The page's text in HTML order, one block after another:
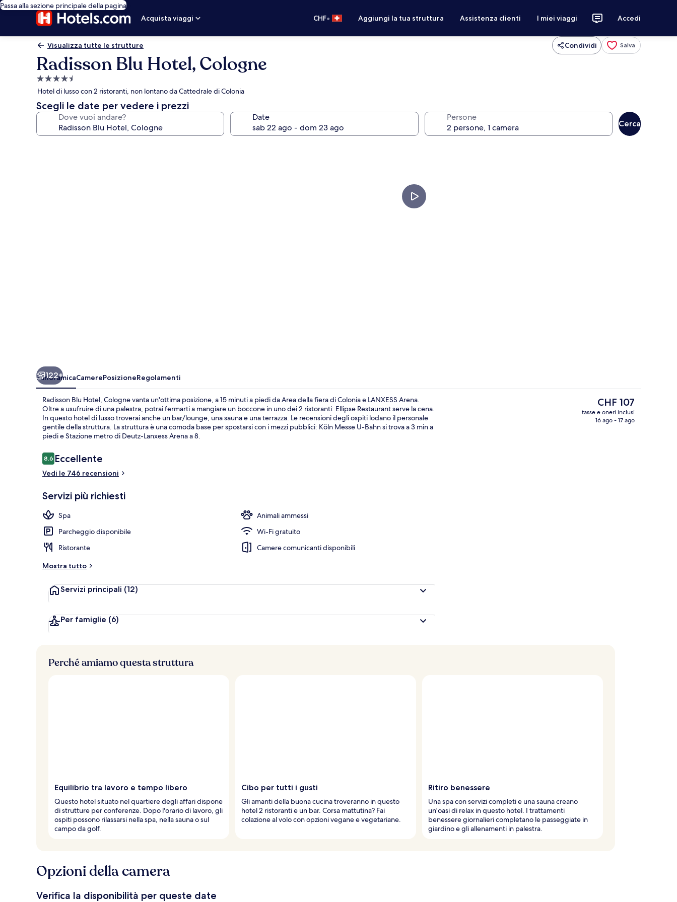
Passa alla sezione principale della pagina
Acquista viaggi
CHF• Aggiungi la tua struttura Assistenza clienti I miei viaggi Accedi
Visualizza tutte le strutture Condividi Salva
Radisson Blu Hotel, Cologne
Struttura
a
4.5
stelle
Hotel di lusso con 2 ristoranti, non lontano da Cattedrale di Colonia
Scegli le date per vedere i prezzi
Dove vuoi andare? Date Persone
Cerca
Terrazza/patio
122+
PanoramicaCamerePosizioneRegolamenti
Radisson Blu Hotel, Cologne vanta un'ottima posizione, a 15 minuti a piedi da Area della fiera di Colonia e LANXESS Arena.
Oltre a usufruire di una palestra, potrai fermarti a mangiare un boccone in uno dei 2 ristoranti: Ellipse Restaurant serve la cena.
In questo hotel di lusso troverai anche un bar/lounge, una sauna e una terrazza. Le recensioni degli ospiti lodano il personale
gentile della struttura. La struttura è una comoda base per spostarsi con i mezzi pubblici: Köln Messe U-Bahn si trova a 3 min a
piedi e Stazione metro di Deutz-Lanxess Arena a 8.
Recensioni
8.68.6 su 10
Eccellente
Vedi le 746 recensioni
Servizi più richiesti
Spa
Animali ammessi
Parcheggio disponibile
Wi-Fi gratuito
Ristorante
Camere comunicanti disponibili
Mostra tutto
Servizi principali (12)
Per famiglie (6)
Il
prezzo
attuale
CHF 107
tasse e oneri inclusi
16 ago - 17 ago
Perché amiamo questa struttura
Equilibrio tra lavoro e tempo libero
Questo hotel situato nel quartiere degli affari dispone
di strutture per conferenze. Dopo l'orario di lavoro, gli
ospiti possono rilassarsi nella spa, nella sauna o sul
campo da golf.
Cibo per tutti i gusti
Gli amanti della buona cucina troveranno in questo
hotel 2 ristoranti e un bar. Corsa mattutina? Fai
colazione al volo con opzioni vegane e vegetariane.
Ritiro benessere
Una spa con servizi completi e una sauna creano
un'oasi di relax in questo hotel. I trattamenti
benessere giornalieri completano le passeggiate in
giardino e gli allenamenti in palestra.
Opzioni della camera
Verifica la disponibilità per queste date